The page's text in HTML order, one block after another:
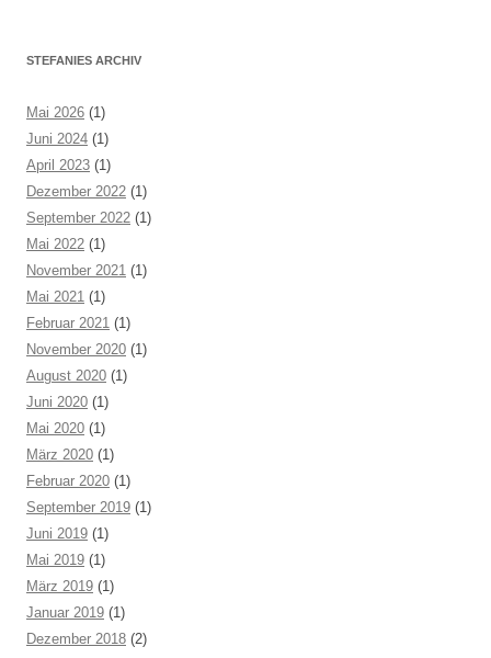
STEFANIES ARCHIV
Mai 2026 (1)
Juni 2024 (1)
April 2023 (1)
Dezember 2022 (1)
September 2022 (1)
Mai 2022 (1)
November 2021 (1)
Mai 2021 (1)
Februar 2021 (1)
November 2020 (1)
August 2020 (1)
Juni 2020 (1)
Mai 2020 (1)
März 2020 (1)
Februar 2020 (1)
September 2019 (1)
Juni 2019 (1)
Mai 2019 (1)
März 2019 (1)
Januar 2019 (1)
Dezember 2018 (2)